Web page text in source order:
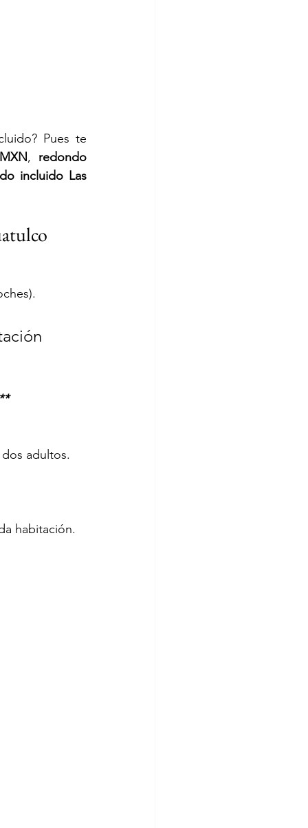
Pues te
, redondo
incluido Las
adultos.
habitación.